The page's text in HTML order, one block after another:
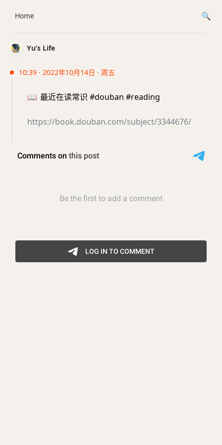
Yu’s Life
10:39 · 2022年10月14日 · 周五
📖 最近在读常识 #douban #reading
https://book.douban.com/subject/3344676/
Home